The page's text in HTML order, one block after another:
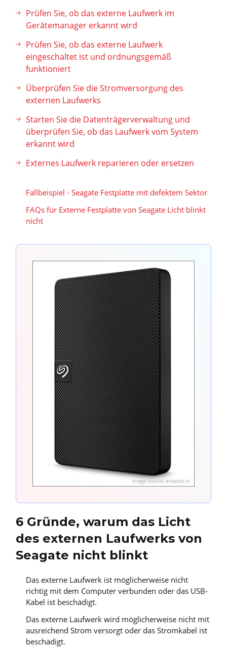
Prüfen Sie, ob das externe Laufwerk im
Gerätemanager erkannt wird
Prüfen Sie, ob das externe Laufwerk
eingeschaltet ist und ordnungsgemäß
funktioniert
Überprüfen Sie die Stromversorgung des
externen Laufwerks
Starten Sie die Datenträgerverwaltung und
überprüfen Sie, ob das Laufwerk vom System
erkannt wird
Externes Laufwerk reparieren oder ersetzen
Fallbeispiel - Seagate Festplatte mit defektem Sektor
FAQs für Externe Festplatte von Seagate Licht blinkt
nicht
6 Gründe, warum das Licht
des externen Laufwerks von
Seagate nicht blinkt
Das externe Laufwerk ist möglicherweise nicht
richtig mit dem Computer verbunden oder das USB-
Kabel ist beschädigt.
Das externe Laufwerk wird möglicherweise nicht mit
ausreichend Strom versorgt oder das Stromkabel ist
beschädigt.